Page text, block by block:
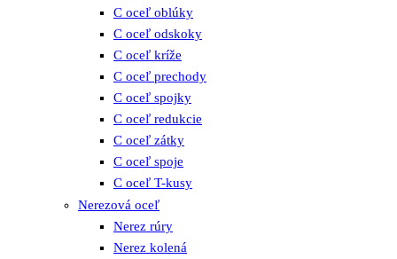
C oceľ oblúky
C oceľ odskoky
C oceľ kríže
C oceľ prechody
C oceľ spojky
C oceľ redukcie
C oceľ zátky
C oceľ spoje
C oceľ T-kusy
Nerezová oceľ
Nerez rúry
Nerez kolená